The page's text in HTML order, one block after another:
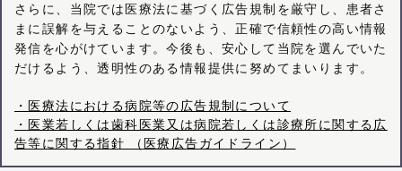
さらに、当院では医療法に基づく広告規制を厳守し、患者さ
まに誤解を与えることのないよう、正確で信頼性の高い情報
発信を心がけています。今後も、安心して当院を選んでいた
だけるよう、透明性のある情報提供に努めてまいります。
・医療法における病院等の広告規制について
・医業若しくは歯科医業又は病院若しくは診療所に関する広
告等に関する指針 （医療広告ガイドライン）